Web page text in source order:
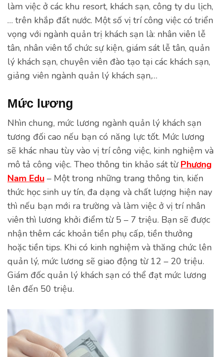
làm việc ở các khu resort, khách sạn, công ty du lịch,
… trên khắp đất nước. Một số vị trí công việc có triển
vọng với ngành quản trị khách sạn là: nhân viên lễ
tân, nhân viên tổ chức sự kiện, giám sát lễ tân, quản
lý khách sạn, chuyên viên đào tạo tại các khách sạn,
giảng viên ngành quản lý khách sạn,…
Mức lương
Nhìn chung, mức lương ngành quản lý khách sạn
tương đối cao nếu bạn có năng lực tốt. Mức lương
sẽ khác nhau tùy vào vị trí công việc, kinh nghiệm và
mô tả công việc. Theo thông tin khảo sát từ Phương
Nam Edu – Một trong những trang thông tin, kiến
thức học sinh uy tín, đa dạng và chất lượng hiện nay
thì nếu bạn mới ra trường và làm việc ở vị trí nhân
viên thì lương khởi điểm từ 5 – 7 triệu. Bạn sẽ được
nhận thêm các khoản tiền phụ cấp, tiền thưởng
hoặc tiền tips. Khi có kinh nghiệm và thăng chức lên
quản lý, mức lương sẽ giao động từ 12 – 20 triệu.
Giám đốc quản lý khách sạn có thể đạt mức lương
lên đến 50 triệu.